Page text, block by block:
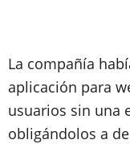
La compañía
aplicación para
usuarios sin una
obligándolos a